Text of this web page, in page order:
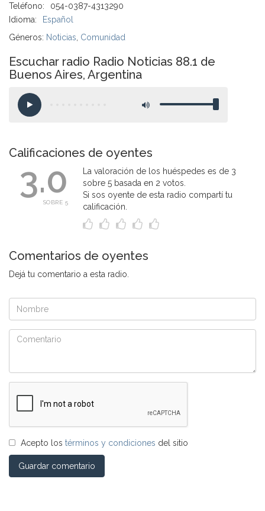
Teléfono:
054-0387-4313290
Idioma:
Español
Géneros: Noticias Comunidad
Escuchar radio Radio Noticias 88.1 de
Buenos Aires, Argentina
Calificaciones de oyentes
3.0
SOBRE 5
La valoración de los huéspedes es de 3
sobre 5 basada en 2 votos.
Si sos oyente de esta radio compartí tu
calificación.
Comentarios de oyentes
Dejá tu comentario a esta radio.
Acepto los términos y condiciones del sitio
Guardar comentario